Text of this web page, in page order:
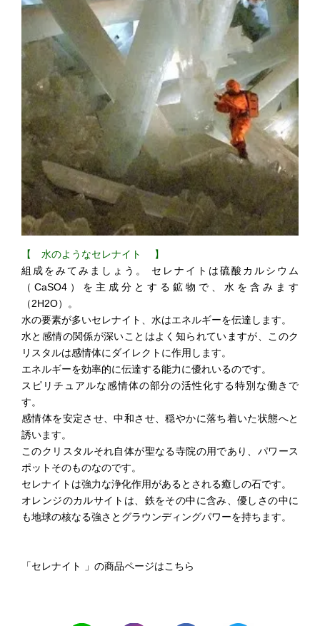
【 水のようなセレナイト 】
組成をみてみましょう。 セレナイトは硫酸カルシウム
（CaSO4）を主成分とする鉱物で、水を含みます
（2H2O）。
水の要素が多いセレナイト、水はエネルギーを伝達します。
水と感情の関係が深いことはよく知られていますが、このク
リスタルは感情体にダイレクトに作用します。
エネルギーを効率的に伝達する能力に優れいるのです。
スピリチュアルな感情体の部分の活性化する特別な働きで
す。
感情体を安定させ、中和させ、穏やかに落ち着いた状態へと
誘います。
このクリスタルそれ自体が聖なる寺院の用であり、パワース
ポットそのものなのです。
セレナイトは強力な浄化作用があるとされる癒しの石です。
オレンジのカルサイトは、鉄をその中に含み、優しさの中に
も地球の核なる強さとグラウンディングパワーを持ちます。
「セレナイト 」の商品ページはこちら